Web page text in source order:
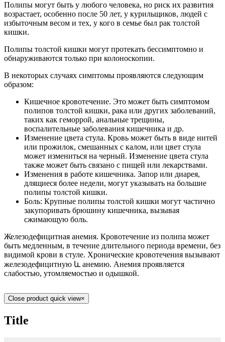
Полипы могут быть у любого человека, но риск их развития
возрастает, особенно после 50 лет, у курильщиков, людей с
избыточным весом и тех, у кого в семье был рак толстой
кишки.
Полипы толстой кишки могут протекать бессимптомно и
обнаруживаются только при колоноскопии.
В некоторых случаях симптомы проявляются следующим
образом:
Кишечное кровотечение. Это может быть симптомом
полипов толстой кишки, рака или других заболеваний,
таких как геморрой, анальные трещины,
воспалительные заболевания кишечника и др.
Изменение цвета стула. Кровь может быть в виде нитей
или прожилок, смешанных с калом, или цвет стула
может измениться на черный. Изменение цвета стула
также может быть связано с пищей или лекарствами.
Изменения в работе кишечника. Запор или диарея,
длящиеся более недели, могут указывать на большие
полипы толстой кишки.
Боль: Крупные полипы толстой кишки могут частично
закупоривать брюшину кишечника, вызывая
сжимающую боль.
Железодефицитная анемия. Кровотечение из полипа может
быть медленным, в течение длительного периода времени, без
видимой крови в стуле. Хронические кровотечения вызывают
железодефицитную և анемию. Анемия проявляется
слабостью, утомляемостью и одышкой.
Close product quick view×
Title